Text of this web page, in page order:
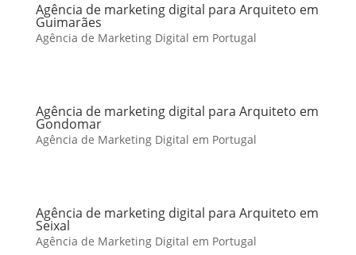
Agência de marketing digital para Arquiteto em
Guimarães
Agência de Marketing Digital em Portugal
Agência de marketing digital para Arquiteto em
Gondomar
Agência de Marketing Digital em Portugal
Agência de marketing digital para Arquiteto em
Seixal
Agência de Marketing Digital em Portugal